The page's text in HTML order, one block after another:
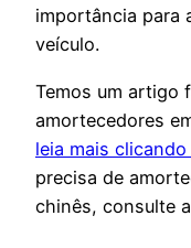
importância para
veículo.
Temos um artigo
amortecedores
leia mais
precisa de
chinês, consulte